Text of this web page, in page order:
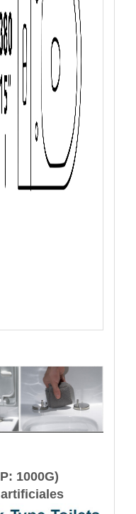
1000G)